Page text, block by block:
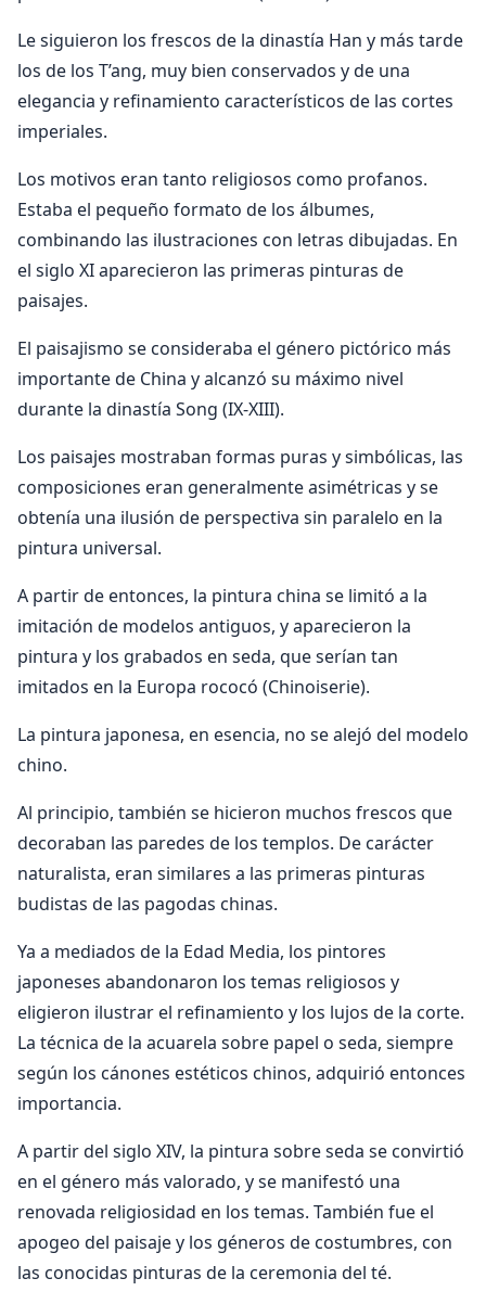
Le siguieron los frescos de la dinastía Han y más tarde
los de los T’ang, muy bien conservados y de una
elegancia y refinamiento característicos de las cortes
imperiales.
Los motivos eran tanto religiosos como profanos.
Estaba el pequeño formato de los álbumes,
combinando las ilustraciones con letras dibujadas. En
el siglo XI aparecieron las primeras pinturas de
paisajes.
El paisajismo se consideraba el género pictórico más
importante de China y alcanzó su máximo nivel
durante la dinastía Song (IX-XIII).
Los paisajes mostraban formas puras y simbólicas, las
composiciones eran generalmente asimétricas y se
obtenía una ilusión de perspectiva sin paralelo en la
pintura universal.
A partir de entonces, la pintura china se limitó a la
imitación de modelos antiguos, y aparecieron la
pintura y los grabados en seda, que serían tan
imitados en la Europa rococó (Chinoiserie).
La pintura japonesa, en esencia, no se alejó del modelo
chino.
Al principio, también se hicieron muchos frescos que
decoraban las paredes de los templos. De carácter
naturalista, eran similares a las primeras pinturas
budistas de las pagodas chinas.
Ya a mediados de la Edad Media, los pintores
japoneses abandonaron los temas religiosos y
eligieron ilustrar el refinamiento y los lujos de la corte.
La técnica de la acuarela sobre papel o seda, siempre
según los cánones estéticos chinos, adquirió entonces
importancia.
A partir del siglo XIV, la pintura sobre seda se convirtió
en el género más valorado, y se manifestó una
renovada religiosidad en los temas. También fue el
apogeo del paisaje y los géneros de costumbres, con
las conocidas pinturas de la ceremonia del té.